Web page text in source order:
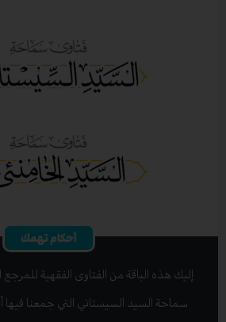
أحكام تهمك
إليك هذه الباقة من الفتاوى الفقهية للمرجع
سماحة السيد السيستاني التي جمعنا فيها